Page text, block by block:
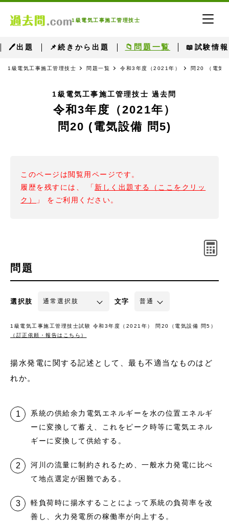
1級電気工事施工管理技士
🖊出題 📌続きから出題 📁問題一覧 📖試験情報
1級電気工事施工管理技士 問題一覧 令和3年度（2021年） 問20 （電気
1級電気工事施工管理技士 過去問
令和3年度（2021年）
問20 (電気設備 問5)
このページは閲覧用ページです。
履歴を残すには、 「 新しく出題する（ここをクリッ
ク）
」 をご利用ください。
問題
選択肢 文字
1級電気工事施工管理技士試験 令和3年度（2021年） 問20（電気設備 問5）
（訂正依頼・報告はこちら）
揚水発電に関する記述として、最も不適当なものはど
れか。
系統の供給余力電気エネルギーを水の位置エネルギ
ーに変換して蓄え、これをピーク時等に電気エネル
ギーに変換して供給する。
河川の流量に制約されるため、一般水力発電に比べ
て地点選定が困難である。
軽負荷時に揚水することによって系統の負荷率を改
善し、火力発電所の稼働率が向上する。